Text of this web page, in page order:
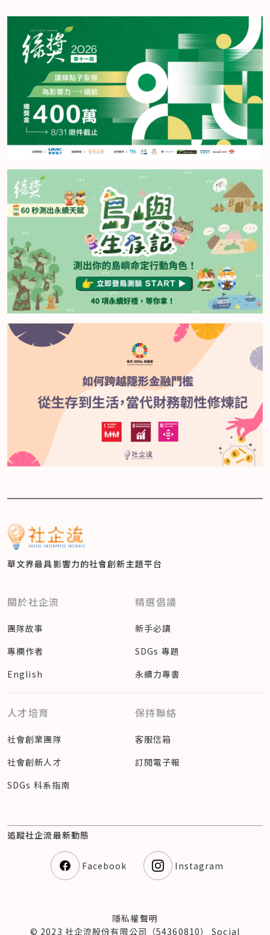
華文界最具影響力的社會創新主題平台
關於社企流
團隊故事
專欄作者
English
精選倡議
新手必讀
SDGs 專題
永續力專書
人才培育
社會創業團隊
社會創新人才
SDGs 科系指南
保持聯絡
客服信箱
訂閱電子報
追蹤社企流最新動態
Facebook Instagram
隱私權聲明
© 2023 社企流股份有限公司（54360810） Social